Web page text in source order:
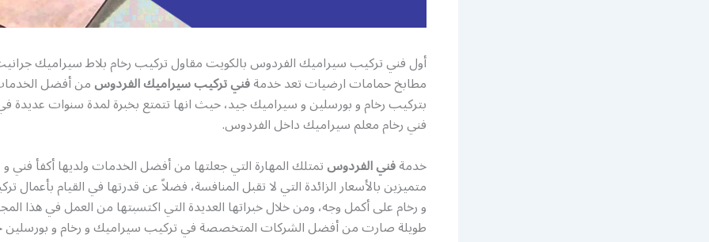
أول فني تركيب سيراميك الفردوس بالكويت مقاول تركيب رخام بلاط سيراميك
مطابخ حمامات ارضيات تعد خدمةفني تركيب سيراميك الفردوسمن أفضل
بتركيب رخام و بورسلين و سيراميك جيد، حيث انها تتمتع بخبرة لمدة سنوات عديدة
فني رخام معلم سيراميك داخل الفردوس.
خدمةفني الفردوستمتلك المهارة التي جعلتها من أفضل الخدمات ولديها أكفأ فني
متميزين بالأسعار الزائدة التي لا تقبل المنافسة، فضلاً عن قدرتها في القيام بأعمال
و رخام على أكمل وجه، ومن خلال خبراتها العديدة التي اكتسبتها من العمل في هذا
طويلة صارت من أفضل الشركات المتخصصة في تركيب سيراميك و رخام و بورسلين